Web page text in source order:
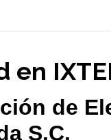
de
S.C.